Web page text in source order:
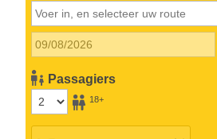
Passagiers
18+